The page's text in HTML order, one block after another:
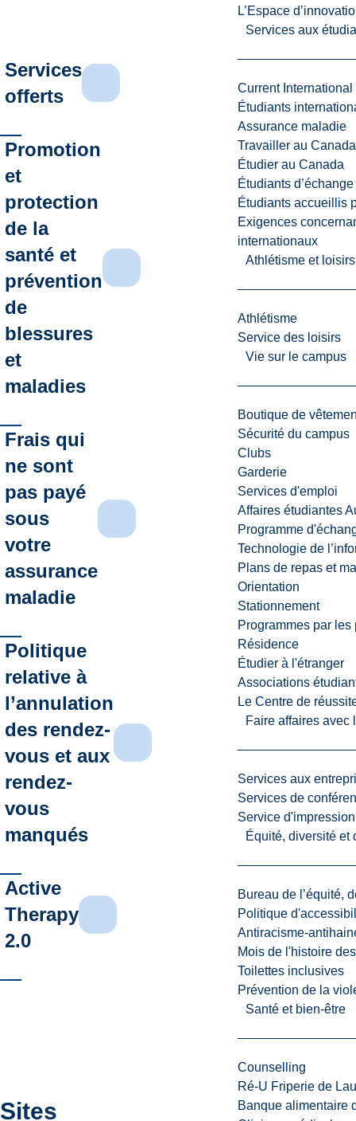
L’Espace
Services aux
Current International
Étudiants
Assurance maladie
Travailler au Canada
Étudier au Canada
Étudiants
Étudiants accueillis
Exigences
internationaux
Athlétisme et
Athlétisme
Service des loisirs
Vie sur le campus
Boutique de
Sécurité du campus
Clubs
Garderie
Services d'emploi
Affaires étudiantes
Programme
Technologie de
Plans de repas et
Orientation
Stationnement
Programmes par les
Résidence
Étudier à l'étranger
Associations
Le Centre de
Faire affaires avec
Services aux
Services de
Service d'impression
Équité, diversité et
Bureau de l’équité,
Politique
Antiracisme-
Mois de l'histoire
Toilettes inclusives
Prévention de la
Santé et bien-être
Counselling
Ré-U Friperie de
Banque alimentaire
Services
offerts
Promotion
et
protection
de la
santé et
prévention
de
blessures
et
maladies
Frais qui
ne sont
pas payé
sous
votre
assurance
maladie
Politique
relative à
l’annulation
des rendez-
vous et aux
rendez-
vous
manqués
Active
Therapy
2.0
Sites